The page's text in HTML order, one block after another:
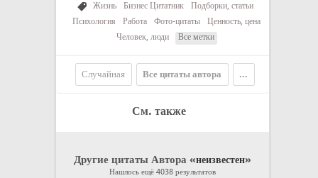
Жизнь Бизнес Цитатник
Подборки, статьи
Психология
Работа Фото-цитаты
Ценность, цена
Человек, люди
Все метки
Случайная Все цитаты автора ...
См. также
Другие цитаты Автора «неизвестен»
Нашлось ещё 4038 результатов